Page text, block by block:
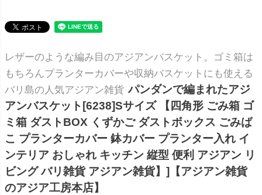
レザーのような編み目のアジアンバスケット。ゴミ箱は
もちろんプランターカバーや収納バスケットにも使える
バリ島の人気アジアン雑貨 パンダンで編まれたアジ
アンバスケット[6238]Sサイズ 【四角形 ごみ箱 ゴ
ミ箱 ダストBOX くずかご ダストボックス ごみば
こ プランターカバー 鉢カバー プランター入れ イ
ンテリア おしゃれ キッチン 縦型 便利 アジアン リ
ビング バリ雑貨 アジアン雑貨】]【アジアン雑貨
のアジア工房本店】